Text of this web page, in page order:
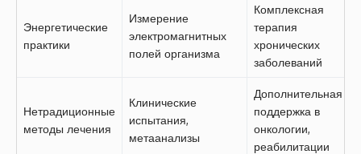
Энергетические
практики
Измерение
электромагнитных
полей организма
Комплексная
терапия
хронических
заболеваний
Нетрадиционные
методы лечения
Клинические
испытания,
метаанализы
Дополнительная
поддержка в
онкологии,
реабилитации